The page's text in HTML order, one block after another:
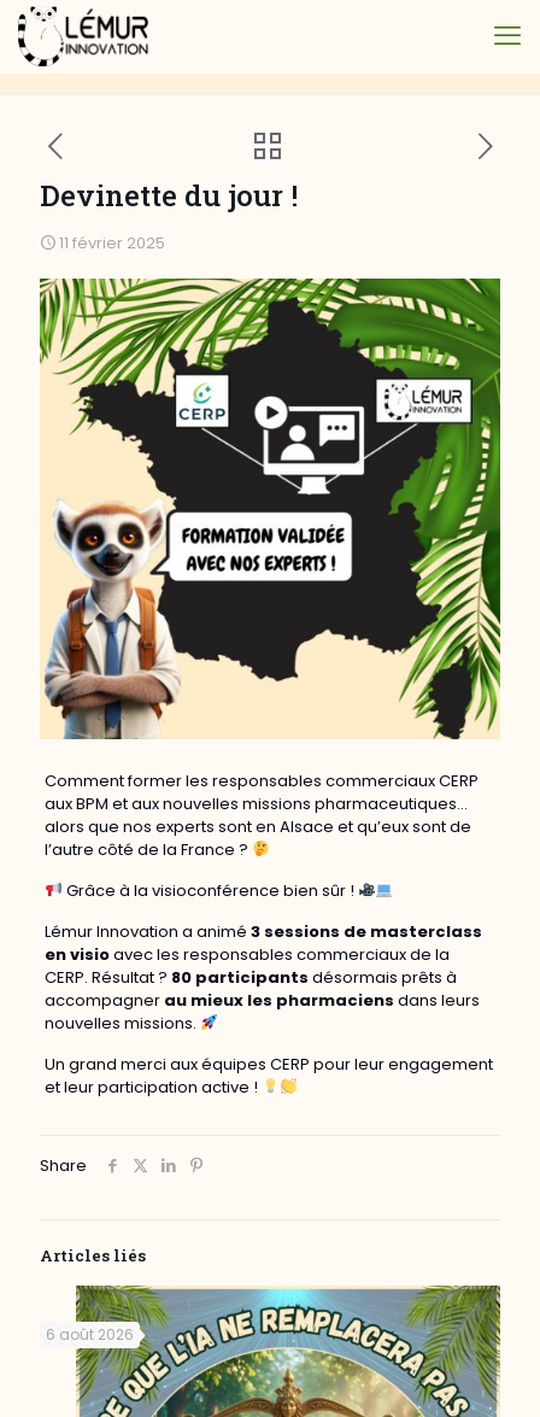
Devinette du jour !
11 février 2025
Comment former les responsables commerciaux CERP
aux BPM et aux nouvelles missions pharmaceutiques…
alors que nos experts sont en Alsace et qu’eux sont de
l’autre côté de la France ?
Grâce à la visioconférence bien sûr !
Lémur Innovation a animé 3 sessions de masterclass
en visioavec les responsables commerciaux de la
CERP. Résultat ? 80 participants désormais prêts à
accompagner au mieux les pharmaciens dans leurs
nouvelles missions.
Un grand merci aux équipes CERP pour leur engagement
et leur participation active !
Share
Articles liés
6 août 2026